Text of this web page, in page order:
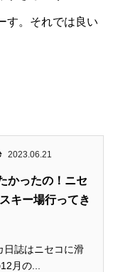
す。それでは良い
2023.06.21
かったの！ニセ
キー場行ってき
日誌はニセコに滑
月の...